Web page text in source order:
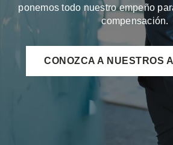
ponemos todo nuestro empeño
compensación.
CONOZCA A NUESTROS